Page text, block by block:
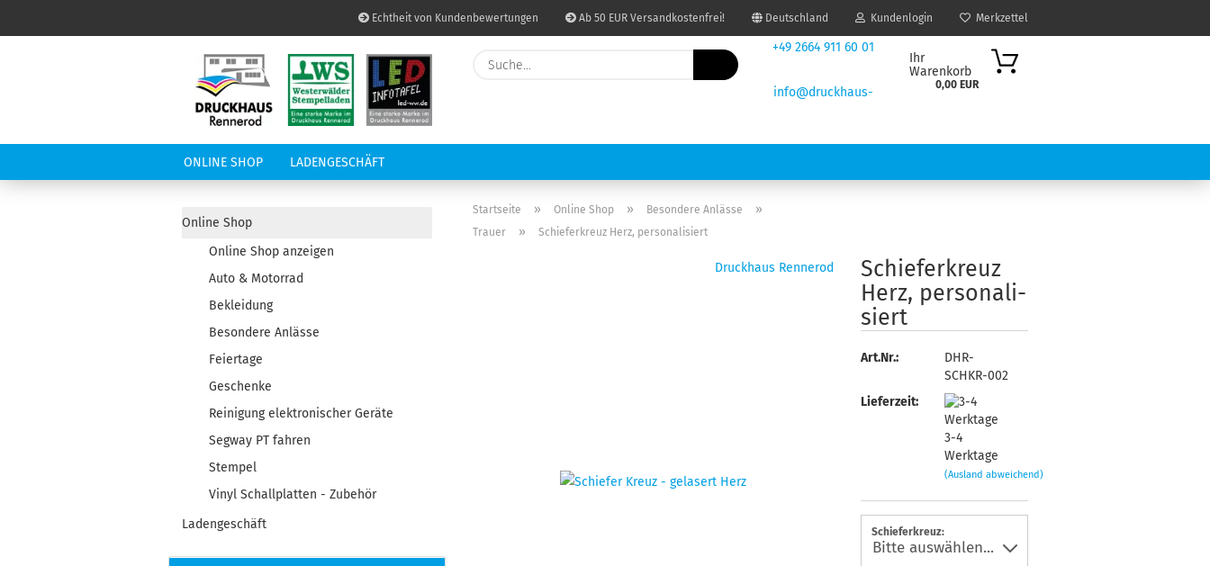
Echtheit von Kundenbewertungen Ab 50 EUR Versandkostenfrei! Deutschland Kundenlogin
Konto erstellen
Merkzettel
Suche...
+49 2664 911 60 01
info@druckhaus-
Ihr
Warenkorb
0,00 EUR
ONLINE SHOP LADENGESCHÄFT
Startseite » Online Shop » Besondere Anlässe »
Trauer » Schieferkreuz Herz, personalisiert
Druckhaus Rennerod
Schie­fer­kreuz
Herz, per­so­na­li­
siert
Art.Nr.:
DHR-
SCHKR-002
Lieferzeit:
3-4
Werktage
(Ausland abweichend)
Schieferkreuz:
Online Shop
Online Shop anzeigen
Auto & Motorrad
Bekleidung
Besondere Anlässe
Feiertage
Geschenke
Reinigung elektronischer Geräte
Segway PT fahren
Stempel
Vinyl Schallplatten - Zubehör
Ladengeschäft